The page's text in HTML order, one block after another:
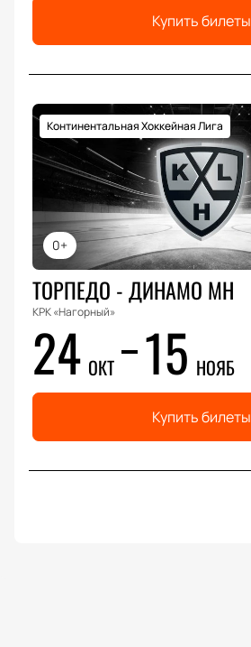
Купить билеты
0+
Континентальная Хоккейная Лига
ТОРПЕДО - ДИНАМО МН
КРК «Нагорный»
24 ОКТ 15 НОЯБ
Купить билеты